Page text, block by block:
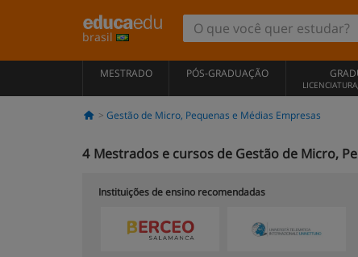
brasil
MESTRADO PÓS-GRADUAÇÃO
Gestão de Micro, Pequenas e Médias Empresas
4 Mestrados e cursos de Gestão de Micro,
Instituições de ensino recomendadas